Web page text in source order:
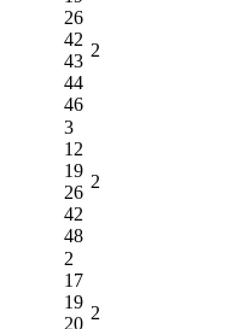
26
42
43
44
46
2
3
12
19
26
42
48
2
2
17
19
20
2